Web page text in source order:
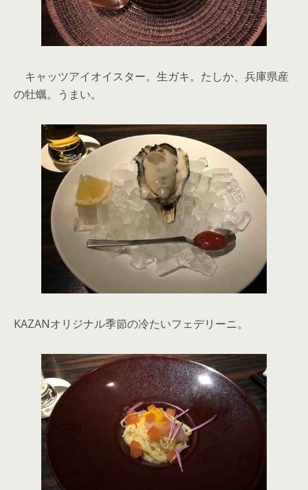
キャッツアイオイスター。生ガキ。たしか、兵庫県産
の牡蠣。うまい。
KAZANオリジナル季節の冷たいフェデリーニ。